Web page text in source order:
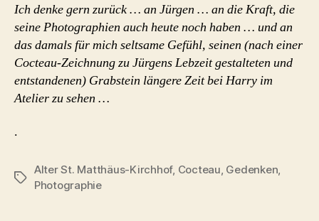
Ich denke gern zurück … an Jürgen … an die Kraft, die
seine Photographien auch heute noch haben … und an
das damals für mich seltsame Gefühl, seinen (nach einer
Cocteau-Zeichnung zu Jürgens Lebzeit gestalteten und
entstandenen) Grabstein längere Zeit bei Harry im
Atelier zu sehen …
.
Schlagwörter
Alter St. Matthäus-Kirchhof, Cocteau, Gedenken,
Photographie